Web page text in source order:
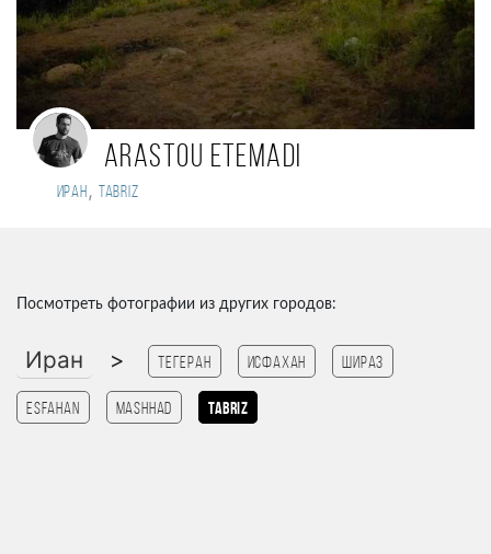
Arastou Etemadi
Иран , tabriz
Посмотреть фотографии из других городов:
Иран > Тегеран Исфахан Шираз
esfahan Mashhad Tabriz